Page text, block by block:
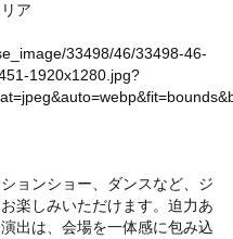
ア
33498/46/33498-46-
1920x1280.jpg?
ョンショー、ダンスなど、ジ
楽しみいただけます。迫力あ
出は、会場を一体感に包み込